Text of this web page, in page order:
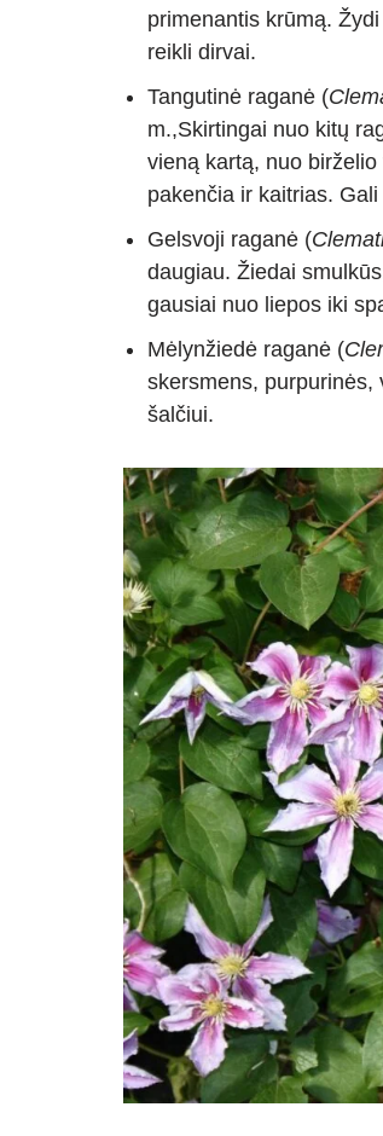
primenantis krūmą.
reikli dirvai.
Tangutinė raganė (
m.,Skirtingai nuo kitų
vieną kartą, nuo
pakenčia ir kaitrias.
Gelsvoji raganė (
daugiau. Žiedai
gausiai nuo liepos iki
Mėlynžiedė raganė (
skersmens, purpurinės,
šalčiui.